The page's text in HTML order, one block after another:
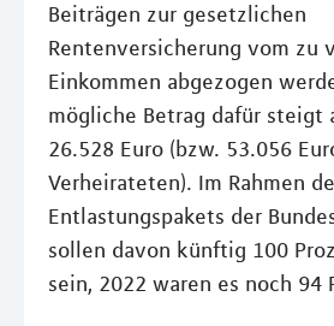
Beiträgen zur gesetzlichen
Rentenversicherung vom zu
Einkommen abgezogen
mögliche Betrag dafür steigt
26.528 Euro (bzw. 53.056
Verheirateten). Im Rahmen
Entlastungspakets der
sollen davon künftig 100
sein, 2022 waren es noch 94